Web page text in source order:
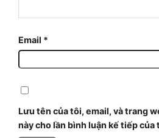
Email *
Lưu tên của tôi, email, và trang
này cho lần bình luận kế tiếp của